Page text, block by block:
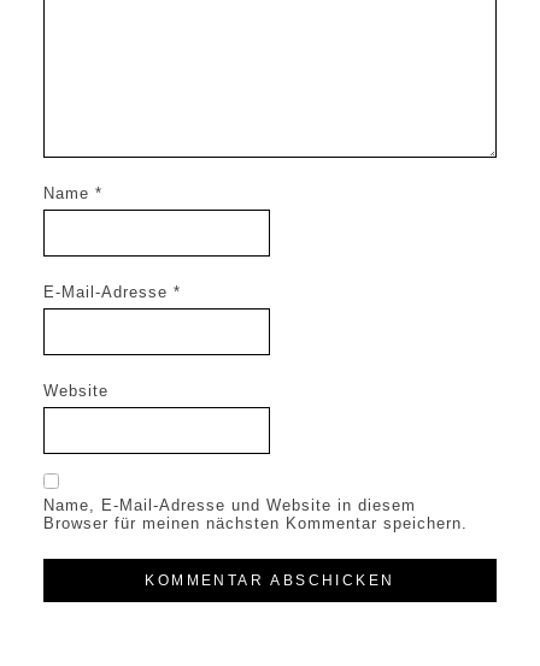
Name *
E-Mail-Adresse *
Website
Name, E-Mail-Adresse und Website in diesem
Browser für meinen nächsten Kommentar speichern.